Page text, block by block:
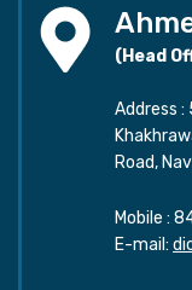
(Head
Address :
Road,
Mobile :
E-mail: